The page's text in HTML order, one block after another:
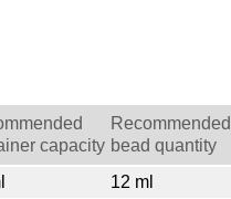
capacity
Recommended
bead quantity
12 ml